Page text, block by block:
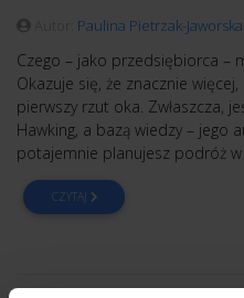
Paulina Pietrzak-Jaworska
Czego – jako przedsiębiorca –
Okazuje się, że znacznie
pierwszy rzut oka. Zwłaszcza,
Hawking, a bazą wiedzy – jego
potajemnie planujesz podróż w
CZYTAJ